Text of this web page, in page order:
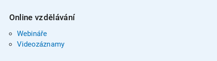
Online vzdělávání
Webináře
Videozáznamy